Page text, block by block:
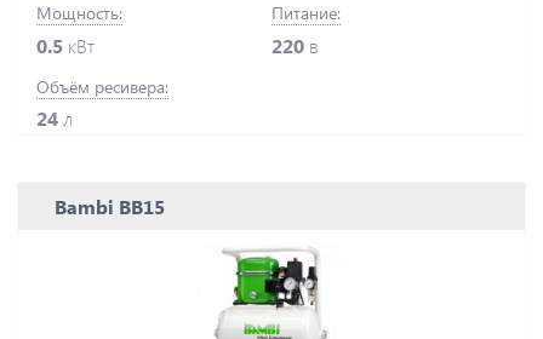
Мощность:
0.5 кВт
Питание:
220 в
Объём ресивера:
24л
Bambi BB15